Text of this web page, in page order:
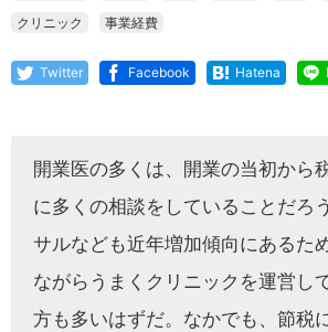
クリニック
事業経費
Twitter Facebook Hatena
開業医の多くは、開業の当初から
に多くの相談をしていることだろ
サルなども近年増加傾向にあるた
ながらうまくクリニックを運営し
方も多いはずだ。なかでも、節税